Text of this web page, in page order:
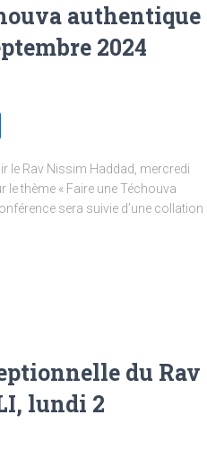
authentique
2024
le Rav Nissim Haddad, mercredi
le thème « Faire une Téchouva
sera suivie d’une collation
du Rav
lundi 2